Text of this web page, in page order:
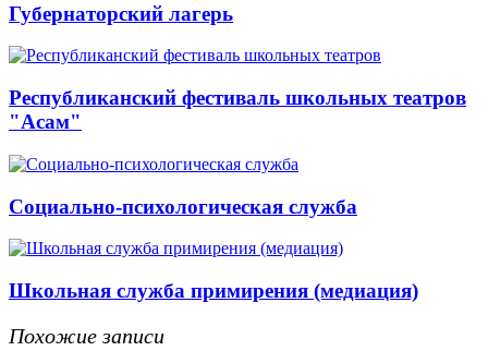
Губернаторский лагерь
Республиканский фестиваль школьных театров
"Асам"
Социально-психологическая служба
Школьная служба примирения (медиация)
Похожие записи